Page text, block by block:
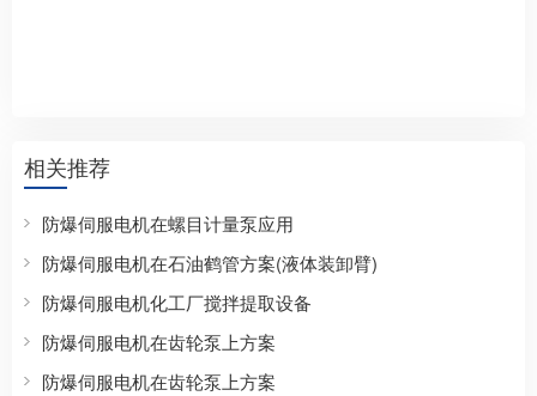
相关推荐
防爆伺服电机在螺目计量泵应用
防爆伺服电机在石油鹤管方案(液体装卸臂)
防爆伺服电机化工厂搅拌提取设备
防爆伺服电机在齿轮泵上方案
防爆伺服电机在齿轮泵上方案